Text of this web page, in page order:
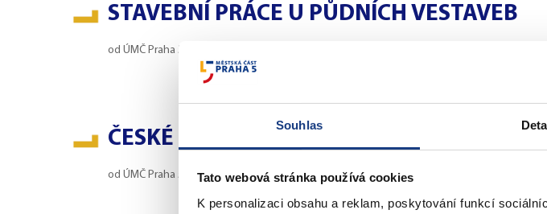
Souhlas
Tato webová stránka používá cookies
K personalizaci obsahu a reklam, poskytování funkcí
STAVEBNÍ PRÁCE U PŮDNÍCH VESTAVEB
odÚMČ Praha 5
ČESKÉ DRÁHY
odÚMČ Praha 5 16. června 2004